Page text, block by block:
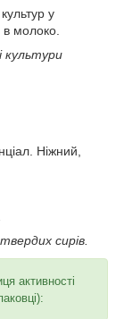
у
молоко.
культури
Ніжний,
сирів.
активності